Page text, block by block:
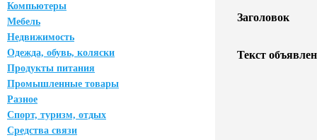
Компьютеры
Мебель
Недвижимость
Одежда, обувь, коляски
Продукты питания
Промышленные товары
Разное
Спорт, туризм, отдых
Средства связи
Заголовок
Текст